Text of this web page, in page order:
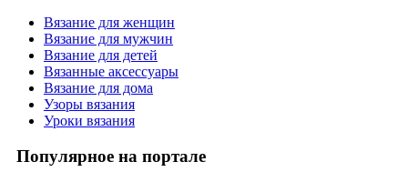
Вязание для женщин
Вязание для мужчин
Вязание для детей
Вязанные аксессуары
Вязание для дома
Узоры вязания
Уроки вязания
Популярное на портале